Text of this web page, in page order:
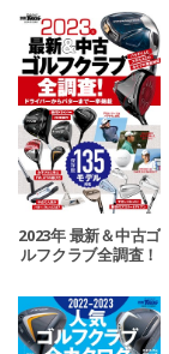
2023年 最新＆中古ゴ
ルフクラブ全調査！